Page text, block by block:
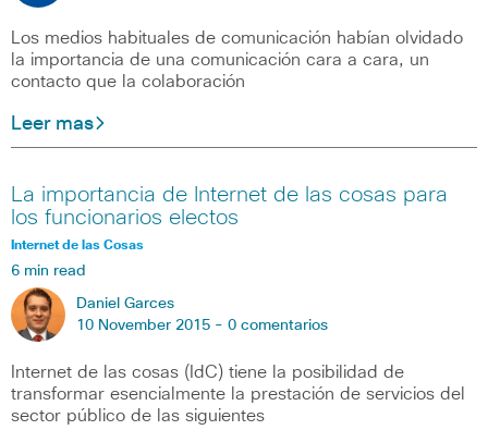
Los medios habituales de comunicación habían olvidado
la importancia de una comunicación cara a cara, un
contacto que la colaboración
Leer mas
La importancia de Internet de las cosas para
los funcionarios electos
Internet de las Cosas
6 min read
Daniel Garces
10 November 2015 - 0 comentarios
Internet de las cosas (IdC) tiene la posibilidad de
transformar esencialmente la prestación de servicios del
sector público de las siguientes